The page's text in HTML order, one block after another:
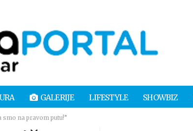
GALERIJE LIFESTYLE SHOWBIZ
smo na pravom putu!”